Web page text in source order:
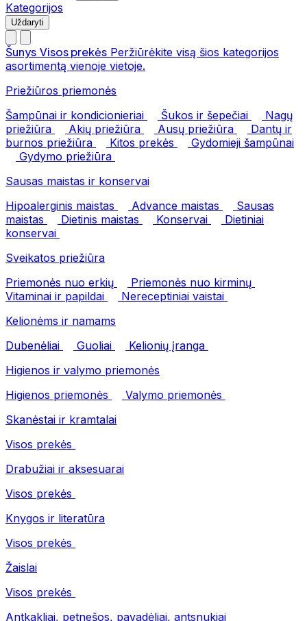
Kategorijos
Uždaryti
Šunys Visos prekės Peržiūrėkite visą šios kategorijos
asortimentą vienoje vietoje.
Priežiūros priemonės
Šampūnai ir kondicionieriai
Šukos ir šepečiai
Nagų
priežiūra
Akių priežiūra Ausų priežiūra
Dantų ir
burnos priežiūra
Kitos prekės
Gydomieji šampūnai
Gydymo priežiūra
Sausas maistas ir konservai
Hipoalerginis maistas
Advance maistas
Sausas
maistas
Dietinis maistas Konservai
Dietiniai
konservai
Sveikatos priežiūra
Priemonės nuo erkių
Priemonės nuo kirminų
Vitaminai ir papildai
Nereceptiniai vaistai
Kelionėms ir namams
Dubenėliai
Guoliai
Kelionių įranga
Higienos ir valymo priemonės
Higienos priemonės
Valymo priemonės
Skanėstai ir kramtalai
Visos prekės
Drabužiai ir aksesuarai
Visos prekės
Knygos ir literatūra
Visos prekės
Žaislai
Visos prekės
Antkakliai, petnešos, pavadėliai, antsnukiai